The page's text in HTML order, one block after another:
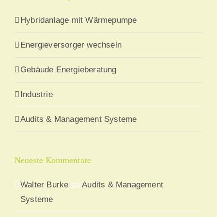
Hybridanlage mit Wärmepumpe
Energieversorger wechseln
Gebäude Energieberatung
Industrie
Audits & Management Systeme
Neueste Kommentare
Walter Burke zuAudits & Management
Systeme